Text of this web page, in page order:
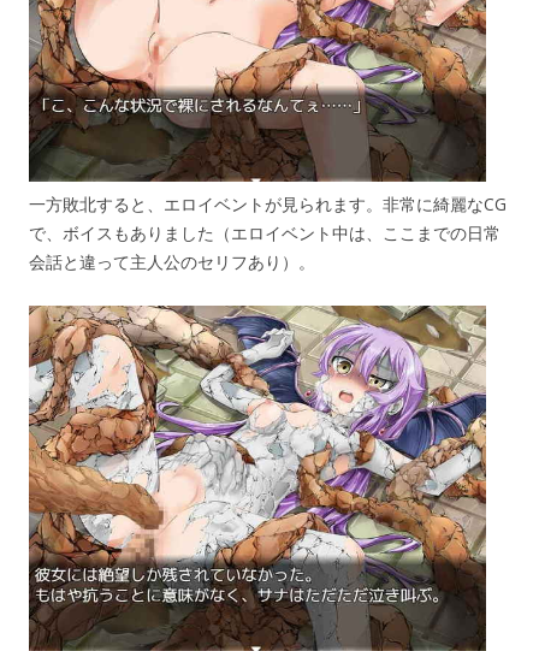
一方敗北すると、エロイベントが見られます。非常に綺麗なCG
で、ボイスもありました（エロイベント中は、ここまでの日常
会話と違って主人公のセリフあり）。